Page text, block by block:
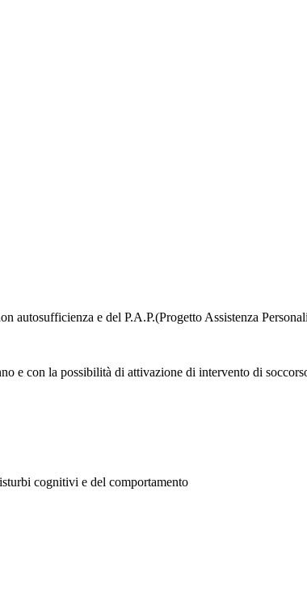
autosufficienza e del P.A.P.(Progetto Assistenza
e con la possibilità di attivazione di intervento di
cognitivi e del comportamento